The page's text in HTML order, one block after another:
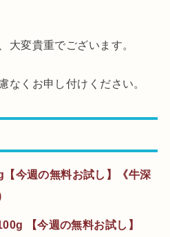
大変貴重でございます。
くお申し付けください。
今週の無料お試し】《牛深
【今週の無料お試し】